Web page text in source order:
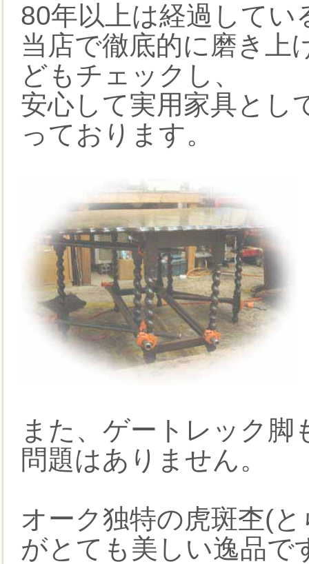
80年以上は経過して
当店で徹底的に磨き上
どもチェックし、
安心して実用家具とし
っております。
また、ゲートレック脚
問題はありません。
オーク独特の虎斑杢(
がとても美しい逸品で